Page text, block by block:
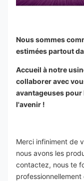
Nous sommes
estimées partout
Accueil à notre
collaborer avec
avantageuses
l'avenir !
Merci infiniment de
nous avons les
contactez, nous te